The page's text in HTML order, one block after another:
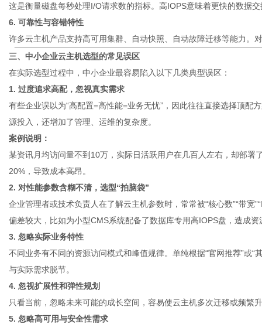
这是衡量磁盘每秒处理I/O请求数的指标。高IOPS意味着更快的数据
6. 可靠性与容错特性
许多云主机产品支持高可用集群、自动快照、自动故障迁移等能力。
三、中小企业云主机选型的常见误区
在实际选型过程中，中小企业最容易陷入以下几类典型误区：
1. 过度追求高配，忽视真实需求
有些企业误以为“高配置=高性能=业务无忧”，因此往往直接选择顶配
源投入，还增加了管理、运维的复杂度。
案例说明：
某资讯月均访问量不到10万，实际日活跃用户在几百人左右，却部署
20%，导致成本高昂。
2. 对性能参数含糊不清，选型“拍脑袋”
企业管理者或技术负责人在了解云主机参数时，常常被“核心数”“带宽
偏差较大，比如为小型CMS系统配备了数据库专用高IOPS盘，造成资
3. 忽略实际业务特性
不同业务有不同的资源访问模式和峰值规律。单纯根据“官网推荐”或
与实际需求脱节。
4. 忽视扩展性和弹性规划
只看当前，忽略未来可能的成长空间，容易使云主机多次迁移或频繁
5. 忽略高可用与安全性需求